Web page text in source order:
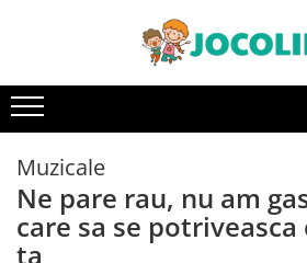
1 - 2 Ani
3 - 4 Ani
4 - 5 Ani
5 - 6 Ani
Muzicale
Ne pare rau, nu am
care sa se potriveasca
ta